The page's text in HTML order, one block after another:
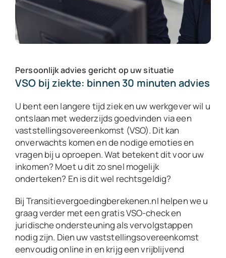
Persoonlijk advies gericht op uw situatie
VSO bij ziekte: binnen 30 minuten advies
U bent een langere tijd ziek en uw werkgever wil u
ontslaan met wederzijds goedvinden via een
vaststellingsovereenkomst (VSO). Dit kan
onverwachts komen en de nodige emoties en
vragen bij u oproepen. Wat betekent dit voor uw
inkomen? Moet u dit zo snel mogelijk
onderteken? En is dit wel rechtsgeldig?
Bij Transitievergoedingberekenen.nl helpen we u
graag verder met een gratis VSO-check en
juridische ondersteuning als vervolgstappen
nodig zijn. Dien uw vaststellingsovereenkomst
eenvoudig online in en krijg een vrijblijvend